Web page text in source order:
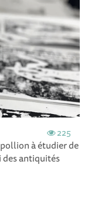
225
à étudier de
antiquités